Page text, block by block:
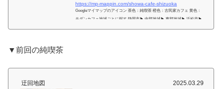
https://mp-mappin.com/showa-cafe-shizuoka
Googleマイマップのアイコン 茶色：純喫茶 橙色：古民家カフェ 黄色：
モダンカフェ地域ごとに探す 静岡市▶︎ 中部地域▶︎ 東部地域▶︎ 浜松市▶︎
▼前回の純喫茶
迂回地図 2025.03.29